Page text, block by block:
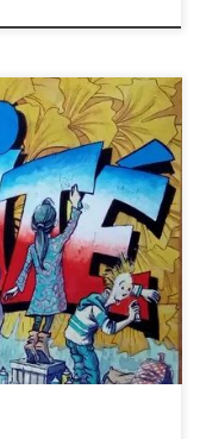
pour la
62a2
width= »100% »
Eda Oruc, Zoé